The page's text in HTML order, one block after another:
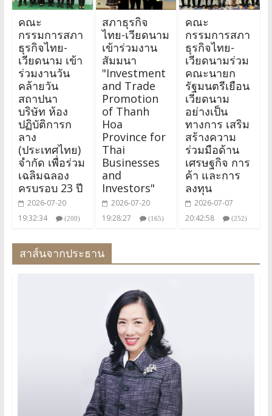
คณะ
กรรมการสภา
ธุรกิจไทย-
เวียดนาม เข้า
ร่วมงานวัน
คล้ายวัน
สถาปนา
บริษัท ห้อง
ปฏิบัติการก
ลาง
(ประเทศไทย)
จำกัด เพื่อร่วม
เฉลิมฉลอง
ครบรอบ 23 ปี
2026-07-20
19:32:34
(200)
สภาธุรกิจ
ไทย-เวียดนาม
เข้าร่วมงาน
สัมมนา
"Investment
and Trade
Promotion
of Thanh
Hoa
Province for
Thai
Businesses
and
Investors"
2026-07-20
19:28:27
(165)
คณะ
กรรมการสภา
ธุรกิจไทย-
เวียดนามร่วม
คณะนายก
รัฐมนตรีเยือน
เวียดนาม
อย่างเป็น
ทางการ เสริม
สร้างความ
ร่วมมือด้าน
เศรษฐกิจ การ
ค้า และการ
ลงทุน
2026-07-07
20:42:58
(252)
สาส์นจากประธาน